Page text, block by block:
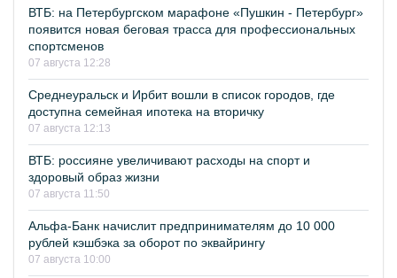
ВТБ: на Петербургском марафоне «Пушкин - Петербург»
появится новая беговая трасса для профессиональных
спортсменов
07 августа 12:28
Среднеуральск и Ирбит вошли в список городов, где
доступна семейная ипотека на вторичку
07 августа 12:13
ВТБ: россияне увеличивают расходы на спорт и
здоровый образ жизни
07 августа 11:50
Альфа-Банк начислит предпринимателям до 10 000
рублей кэшбэка за оборот по эквайрингу
07 августа 10:00